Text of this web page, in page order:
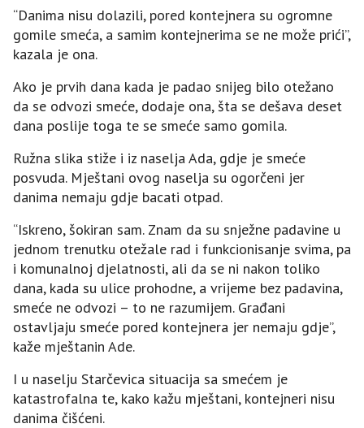
“Danima nisu dolazili, pored kontejnera su ogromne
gomile smeća, a samim kontejnerima se ne može prići”,
kazala je ona.
Ako je prvih dana kada je padao snijeg bilo otežano
da se odvozi smeće, dodaje ona, šta se dešava deset
dana poslije toga te se smeće samo gomila.
Ružna slika stiže i iz naselja Ada, gdje je smeće
posvuda. Mještani ovog naselja su ogorčeni jer
danima nemaju gdje bacati otpad.
“Iskreno, šokiran sam. Znam da su snježne padavine u
jednom trenutku otežale rad i funkcionisanje svima, pa
i komunalnoj djelatnosti, ali da se ni nakon toliko
dana, kada su ulice prohodne, a vrijeme bez padavina,
smeće ne odvozi – to ne razumijem. Građani
ostavljaju smeće pored kontejnera jer nemaju gdje”,
kaže mještanin Ade.
I u naselju Starčevica situacija sa smećem je
katastrofalna te, kako kažu mještani, kontejneri nisu
danima čišćeni.